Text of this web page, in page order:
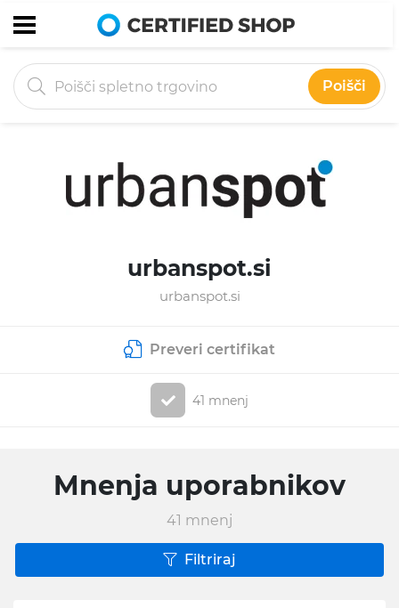
Poišči
urbanspot.si
urbanspot.si
Preveri certifikat
41 mnenj
Mnenja uporabnikov
41 mnenj
Filtriraj